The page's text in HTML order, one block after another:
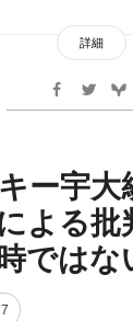
詳細
ー宇大
よる
ではな